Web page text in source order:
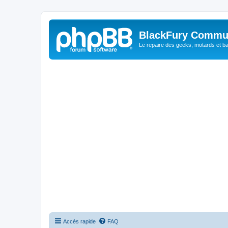
BlackFury
Le repaire des geeks, motards et
Accès rapide FAQ